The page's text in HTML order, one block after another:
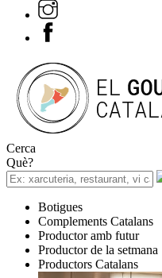
Cerca
Què?
Botigues
Complements Catalans
Productor amb futur
Productor de la setmana
Productors Catalans